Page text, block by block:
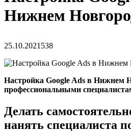
Нижнем
25.10.2021 538
Настройка Google Ads в Нижнем
профессиональными
Делать
нанять специалиста